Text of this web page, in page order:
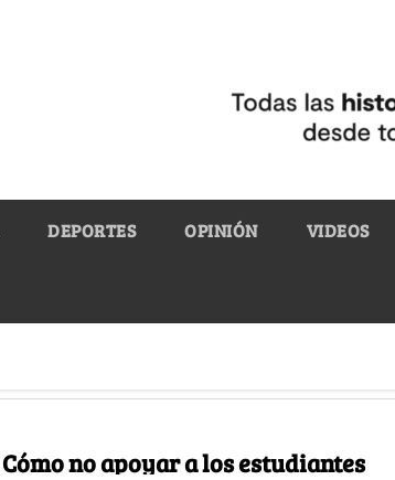
DEPORTES OPINIÓN VIDEOS
Cómo no apoyar a los estudiantes